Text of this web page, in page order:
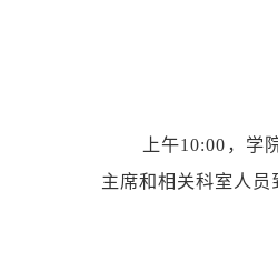
上午10:00，学
主席和相关科室人员